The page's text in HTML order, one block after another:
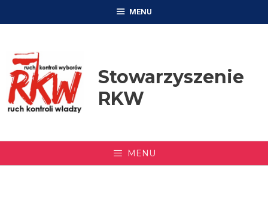
MENU
Stowarzyszenie
RKW
MENU